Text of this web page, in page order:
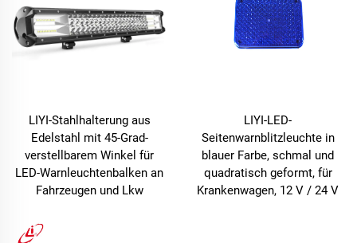
LIYI-Stahlhalterung aus
Edelstahl mit 45-Grad-
verstellbarem Winkel für
LED-Warnleuchtenbalken an
Fahrzeugen und Lkw
LIYI-LED-
Seitenwarnblitzleuchte in
blauer Farbe, schmal und
quadratisch geformt, für
Krankenwagen, 12 V / 24 V